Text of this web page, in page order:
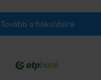
Tovább a fiókoldalra